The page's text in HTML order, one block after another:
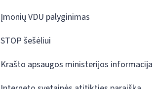
Įmonių VDU palyginimas
STOP šešėliui
Krašto apsaugos ministerijos informacija